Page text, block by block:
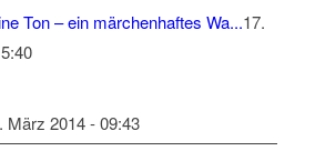
Ton – ein märchenhaftes Wa...17.
März 2014 - 09:43